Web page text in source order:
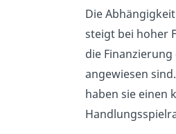
Die
steigt bei hoher
die
angewiesen
haben sie einen